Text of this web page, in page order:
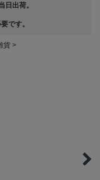
日出荷。
です。
貨